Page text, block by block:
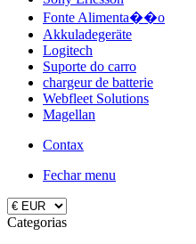
Fonte Alimenta��o
Akkuladegeräte
Logitech
Suporte do carro
chargeur de batterie
Webfleet Solutions
Magellan
Contax
Fechar menu
Categorias